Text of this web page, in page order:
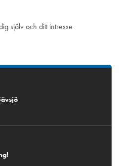
själv och ditt intresse